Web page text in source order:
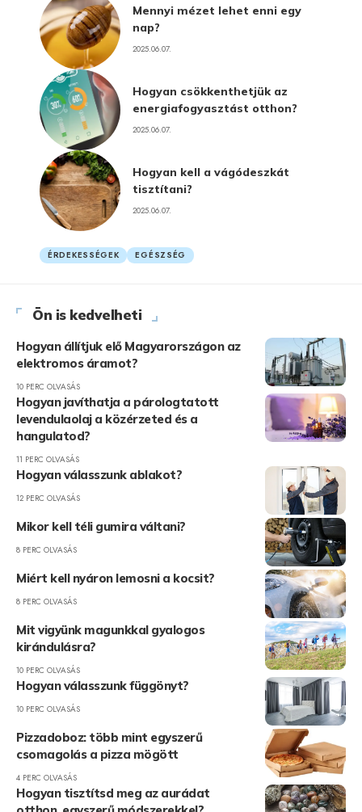
Mennyi mézet lehet enni egy
nap?
2025.06.07.
Hogyan csökkenthetjük az
energiafogyasztást otthon?
2025.06.07.
Hogyan kell a vágódeszkát
tisztítani?
2025.06.07.
ÉRDEKESSÉGEK EGÉSZSÉG
Ön is kedvelheti
Hogyan állítjuk elő Magyarországon az
elektromos áramot?
10 PERC OLVASÁS
Hogyan javíthatja a párologtatott
levendulaolaj a közérzeted és a
hangulatod?
11 PERC OLVASÁS
Hogyan válasszunk ablakot?
12 PERC OLVASÁS
Mikor kell téli gumira váltani?
8 PERC OLVASÁS
Miért kell nyáron lemosni a kocsit?
8 PERC OLVASÁS
Mit vigyünk magunkkal gyalogos
kirándulásra?
10 PERC OLVASÁS
Hogyan válasszunk függönyt?
10 PERC OLVASÁS
Pizzadoboz: több mint egyszerű
csomagolás a pizza mögött
4 PERC OLVASÁS
Hogyan tisztítsd meg az aurádat